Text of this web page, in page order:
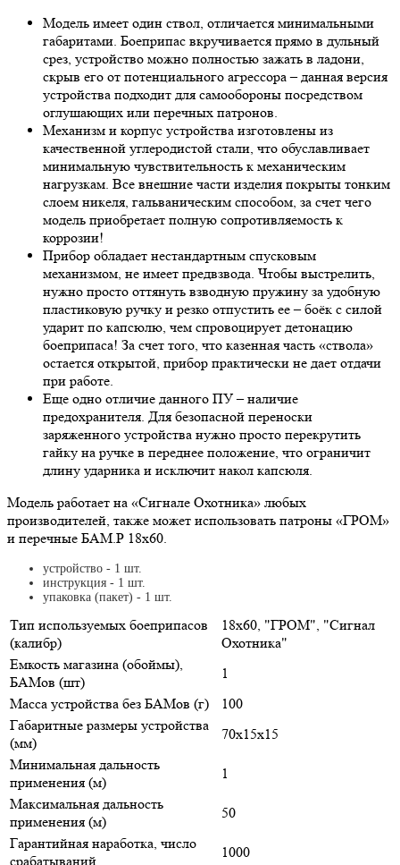
Модель имеет один ствол, отличается минимальными
габаритами. Боеприпас вкручивается прямо в дульный
срез, устройство можно полностью зажать в ладони,
скрыв его от потенциального агрессора – данная версия
устройства подходит для самообороны посредством
оглушающих или перечных патронов.
Механизм и корпус устройства изготовлены из
качественной углеродистой стали, что обуславливает
минимальную чувствительность к механическим
нагрузкам. Все внешние части изделия покрыты тонким
слоем никеля, гальваническим способом, за счет чего
модель приобретает полную сопротивляемость к
коррозии!
Прибор обладает нестандартным спусковым
механизмом, не имеет предвзвода. Чтобы выстрелить,
нужно просто оттянуть взводную пружину за удобную
пластиковую ручку и резко отпустить ее – боёк с силой
ударит по капсюлю, чем спровоцирует детонацию
боеприпаса! За счет того, что казенная часть «ствола»
остается открытой, прибор практически не дает отдачи
при работе.
Еще одно отличие данного ПУ – наличие
предохранителя. Для безопасной переноски
заряженного устройства нужно просто перекрутить
гайку на ручке в переднее положение, что ограничит
длину ударника и исключит накол капсюля.
Модель работает на «Сигнале Охотника» любых
производителей, также может использовать патроны «ГРОМ»
и перечные БАМ.Р 18х60.
устройство - 1 шт.
инструкция - 1 шт.
упаковка (пакет) - 1 шт.
Тип используемых боеприпасов
(калибр)
18х60, "ГРОМ", "Сигнал
Охотника"
Емкость магазина (обоймы),
БАМов (шт)
1
Масса устройства без БАМов (г)
100
Габаритные размеры устройства
(мм)
70х15х15
Минимальная дальность
применения (м)
1
Максимальная дальность
применения (м)
50
Гарантийная наработка, число
срабатываний
1000